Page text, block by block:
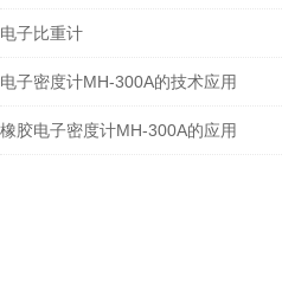
电子比重计
电子密度计MH-300A的技术应用
橡胶电子密度计MH-300A的应用